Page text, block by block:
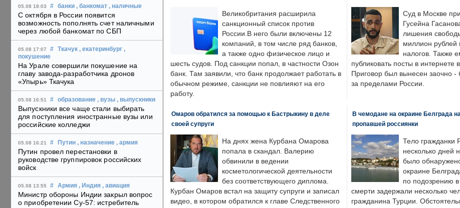
05.08 18:03 # банки , банкомат , наличные
С октября в России появится
возможность пополнять счет наличными
через любой банкомат по СБП
05.08 17:07 # Ткачук , екатеринбург ,
покушение
На Урале совершили покушение на
главу завода-разработчика дронов
«Упырь» Ткачука
05.08 16:51 # образование , вузы , выпускники
Выпускники все чаще стали выбирать
для поступления иностранные вузы или
российские колледжи
05.08 16:21 # Путин , назначение , армия
Путин провел перестановки в
руководстве группировок российских
войск
05.08 13:55 # Армия , Индия , авиация
Министр обороны Индии закрыл вопрос
о приобретении Су-57: истребитель
Великобритания расширила
санкционный список против
России.В него были включены 12
компаний, в том числе ряд банков,
а также одно физическое лицо и
шесть судов. Под санкции попал, в частности Озон
банк. Там заявили, что банк продолжает работать в
обычном режиме, санкции не повлияют на его
работу.
Суд в Москве
Гусейна
лишения
миллион рублей
налогов. Также
публиковать посты в интернете
Приговор был вынесен заочно -
за пределами России.
Омаров обратился за помощью к Бастрыкину в деле
своей супруги
На днях жена Курбана Омарова
попала в скандал. Валерию
обвинили в ведении
косметологической деятельности
без соответствующего диплома.
Курбан Омаров встал на защиту супруги и записал
видео, в котором обратился к главе Следственного
В чемодане на окраине Белграда
пропавшей россиянки
Тело гражданки
несколько дней
было
окраине
по подозрению в
смерти задержали несколько
гражданина Турции.